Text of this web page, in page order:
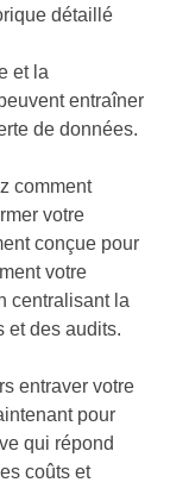
détaillé
et la
entraîner
de données.
comment
votre
conçue pour
votre
centralisant la
et des audits.
entraver votre
pour
qui répond
coûts et